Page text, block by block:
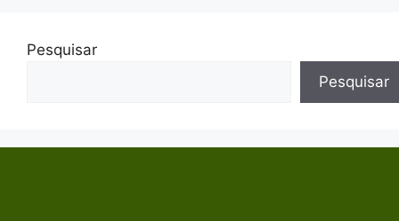
Pesquisar
Pesquisar